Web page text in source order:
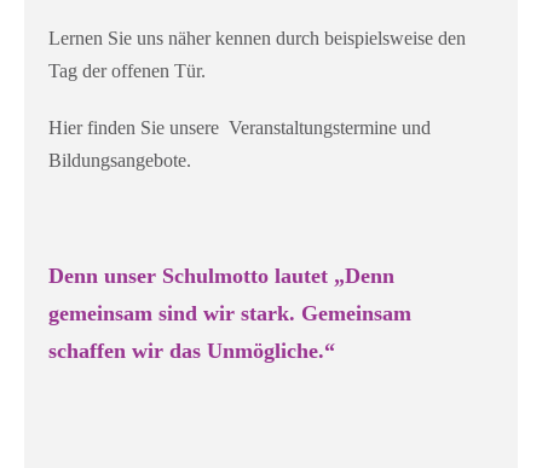
Lernen Sie uns näher kennen durch beispielsweise den
Tag der offenen Tür.
Hier finden Sie unsere Veranstaltungstermine und
Bildungsangebote.
Denn unser Schulmotto lautet „Denn
gemeinsam sind wir stark. Gemeinsam
schaffen wir das Unmögliche.“